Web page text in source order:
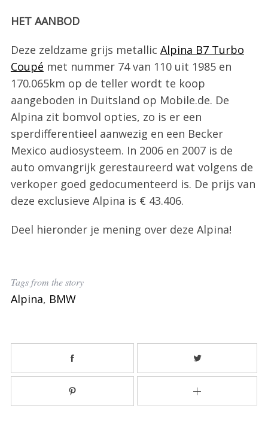
HET AANBOD
Deze zeldzame grijs metallic Alpina B7 Turbo
Coupé met nummer 74 van 110 uit 1985 en
170.065km op de teller wordt te koop
aangeboden in Duitsland op Mobile.de. De
Alpina zit bomvol opties, zo is er een
sperdifferentieel aanwezig en een Becker
Mexico audiosysteem. In 2006 en 2007 is de
auto omvangrijk gerestaureerd wat volgens de
verkoper goed gedocumenteerd is. De prijs van
deze exclusieve Alpina is € 43.406.
Deel hieronder je mening over deze Alpina!
Tags from the story
Alpina, BMW